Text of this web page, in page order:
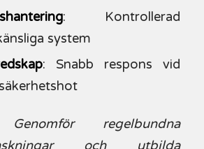
: Kontrollerad
system
: Snabb respons vid
Genomför regelbundna
och utbilda